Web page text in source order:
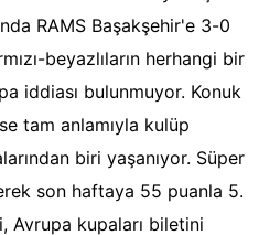
RAMS Başakşehir'e 3-0
beyazlıların herhangi bir
iddiası bulunmuyor. Konuk
tam anlamıyla kulüp
biri yaşanıyor. Süper
son haftaya 55 puanla 5.
Avrupa kupaları biletini